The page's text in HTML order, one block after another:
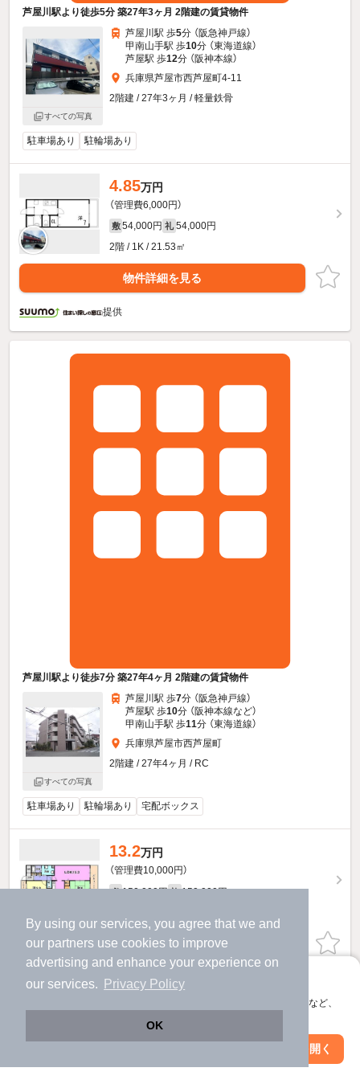
By using our services, you agree that we and
our partners use cookies to improve
advertising and enhance your experience on
our services.
Privacy Policy
OK
アプリに切り替えて、サクサクお部屋探し
会員登録なしですぐ使える。マップ検索やお気に入り保存など、
アプリを開く
芦屋川駅より徒歩5分 築27年3ヶ月 2階建の賃貸物件
すべての写真
芦屋川駅 歩5分 （阪急神戸線）
甲南山手駅 歩10分 （東海道線）
芦屋駅 歩12分 （阪神本線）
兵庫県芦屋市西芦屋町4-11
2階建 / 27年3ヶ月 / 軽量鉄骨
駐車場あり 駐輪場あり
4.85万円
（管理費6,000円）
敷 54,000円 礼 54,000円
2階 / 1K / 21.53㎡
物件詳細を見る
提供
芦屋川駅より徒歩7分 築27年4ヶ月 2階建の賃貸物件
すべての写真
芦屋川駅 歩7分 （阪急神戸線）
芦屋駅 歩10分 （阪神本線など）
甲南山手駅 歩11分 （東海道線）
兵庫県芦屋市西芦屋町
2階建 / 27年4ヶ月 / RC
駐車場あり 駐輪場あり 宅配ボックス
13.2万円
（管理費10,000円）
敷 150,000円 礼 150,000円
物件詳細を見る
提供
絞り込み条件を変更